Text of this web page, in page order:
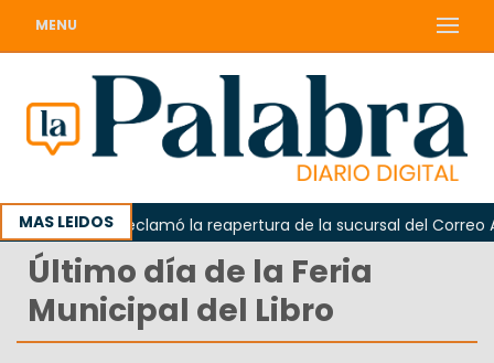
MENU
MAS LEIDOS
Odarda reclamó la reapertura de la sucursal del Correo
Último día de la Feria
Municipal del Libro